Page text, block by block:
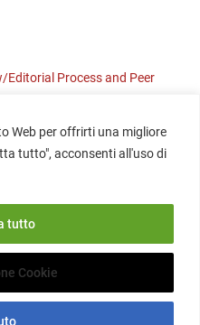
Web per offrirti una migliore
tutto", acconsenti all'uso di
Cookie
tutto
Editorial Process and Peer